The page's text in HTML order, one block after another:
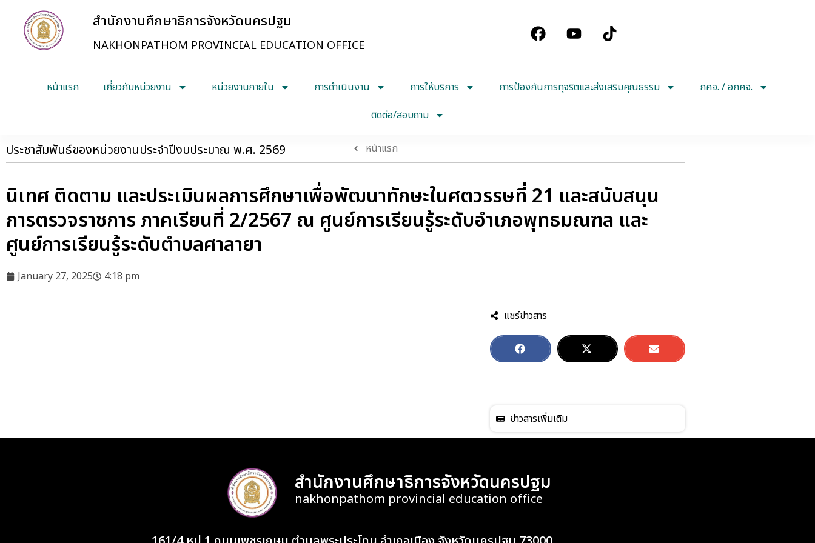
สำนักงานศึกษาธิการจังหวัดนครปฐม
NAKHONPATHOM PROVINCIAL EDUCATION OFFICE
หน้าแรก เกี่ยวกับหน่วยงาน หน่วยงานภายใน การดำเนินงาน การให้บริการ การป้องกันการทุจริตและส่งเสริมคุณธรรม
กศจ. / อกศจ.
ติดต่อ/สอบถาม
ประชาสัมพันธ์ของหน่วยงานประจำปีงบประมาณ พ.ศ. 2569 หน้าแรก
นิเทศ ติดตาม และประเมินผลการศึกษาเพื่อพัฒนาทักษะในศตวรรษที่ 21 และสนับสนุน
การตรวจราชการ ภาคเรียนที่ 2/2567 ณ ศูนย์การเรียนรู้ระดับอำเภอพุทธมณฑล และ
ศูนย์การเรียนรู้ระดับตำบลศาลายา
January 27, 2025 4:18 pm
แชร์ข่าวสาร
ข่าวสารเพิ่มเติม
สำนักงานศึกษาธิการจังหวัดนครปฐม
nakhonpathom provincial education office